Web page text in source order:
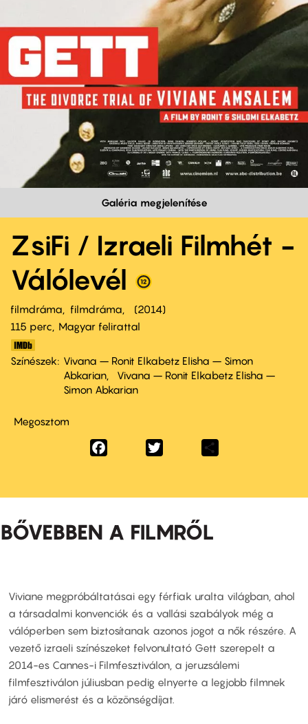
Galéria megjelenítése
ZsiFi / Izraeli Filmhét -
Válólevél
filmdráma filmdráma
2014
115 perc,
Magyar felirattal
Színészek
Vivana – Ronit Elkabetz Elisha – Simon
Abkarian
Vivana – Ronit Elkabetz Elisha –
Simon Abkarian
Megosztom
Facebook
BŐVEBBEN A FILMRŐL
Viviane megpróbáltatásai egy férfiak uralta világban, ahol
a társadalmi konvenciók és a vallási szabályok még a
válóperben sem biztosítanak azonos jogot a nők részére. A
vezető izraeli színészeket felvonultató Gett szerepelt a
2014-es Cannes-i Filmfesztiválon, a jeruzsálemi
filmfesztiválon júliusban pedig elnyerte a legjobb filmnek
járó elismerést és a közönségdíjat.